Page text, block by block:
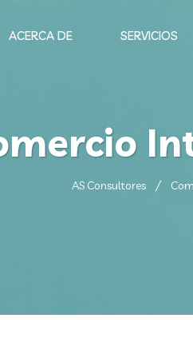
ACERCA DE SERVICIOS
AS Consultores